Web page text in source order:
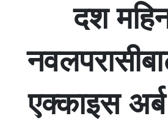
दश
एक्काइस